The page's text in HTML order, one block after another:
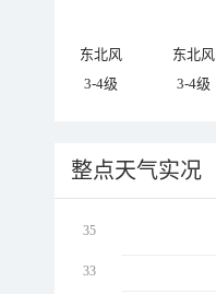
东北风 东北风
3-4级
3-4级
整点天气实况
35
33